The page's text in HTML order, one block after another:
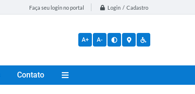
Faça seu login no portal Login / Cadastro
A+ A-
Contato